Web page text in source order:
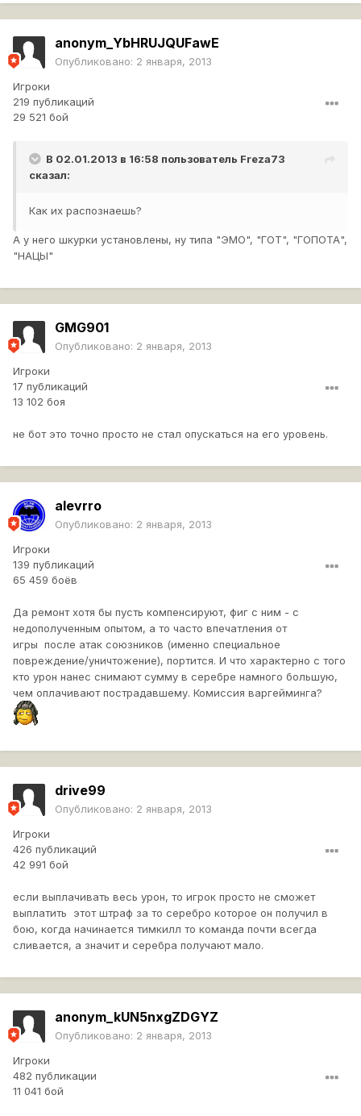
anonym_YbHRUJQUFawE
Опубликовано: 2 января, 2013
Игроки
219 публикаций
29 521 бой
В 02.01.2013 в 16:58 пользователь Freza73
сказал:
Как их распознаешь?
А у него шкурки установлены, ну типа "ЭМО", "ГОТ", "ГОПОТА",
"НАЦЫ"
GMG901
Опубликовано: 2 января, 2013
Игроки
17 публикаций
13 102 боя
не бот это точно просто не стал опускаться на его уровень.
alevrro
Опубликовано: 2 января, 2013
Игроки
139 публикаций
65 459 боёв
Да ремонт хотя бы пусть компенсируют, фиг с ним - с
недополученным опытом, а то часто впечатления от
игры после атак союзников (именно специальное
повреждение/уничтожение), портится. И что характерно с того
кто урон нанес снимают сумму в серебре намного большую,
чем оплачивают пострадавшему. Комиссия варгейминга?
drive99
Опубликовано: 2 января, 2013
Игроки
426 публикаций
42 991 бой
если выплачивать весь урон, то игрок просто не сможет
выплатить этот штраф за то серебро которое он получил в
бою, когда начинается тимкилл то команда почти всегда
сливается, а значит и серебра получают мало.
anonym_kUN5nxgZDGYZ
Опубликовано: 2 января, 2013
Игроки
482 публикации
11 041 бой